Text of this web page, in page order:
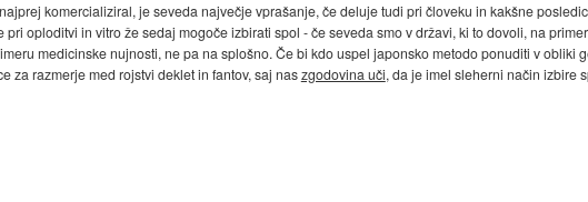
komercializiral, je seveda največje vprašanje, če deluje tudi pri človeku in kakšne
oploditvi in vitro že sedaj mogoče izbirati spol - če seveda smo v državi, ki to dovoli, na
medicinske nujnosti, ne pa na splošno. Če bi kdo uspel japonsko metodo ponuditi v obliki
za razmerje med rojstvi deklet in fantov, saj naszgodovina uči, da je imel sleherni način izbire